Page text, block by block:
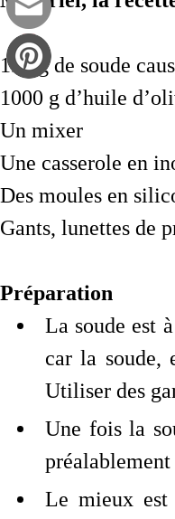
137 g de soude
1000 g d’huile
Un mixer
Une casserole en
Des moules en
Gants, lunettes de
Préparation
La soude est
car la soude,
Utiliser des
Une fois la
Le mieux est